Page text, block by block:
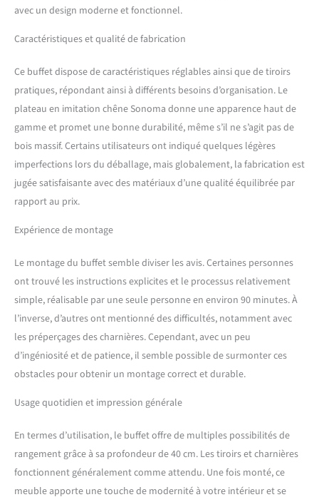
avec un design moderne et fonctionnel.
Caractéristiques et qualité de fabrication
Ce buffet dispose de caractéristiques réglables ainsi que de tiroirs
pratiques, répondant ainsi à différents besoins d’organisation. Le
plateau en imitation chêne Sonoma donne une apparence haut de
gamme et promet une bonne durabilité, même s’il ne s’agit pas de
bois massif. Certains utilisateurs ont indiqué quelques légères
imperfections lors du déballage, mais globalement, la fabrication est
jugée satisfaisante avec des matériaux d’une qualité équilibrée par
rapport au prix.
Expérience de montage
Le montage du buffet semble diviser les avis. Certaines personnes
ont trouvé les instructions explicites et le processus relativement
simple, réalisable par une seule personne en environ 90 minutes. À
l’inverse, d’autres ont mentionné des difficultés, notamment avec
les préperçages des charnières. Cependant, avec un peu
d’ingéniosité et de patience, il semble possible de surmonter ces
obstacles pour obtenir un montage correct et durable.
Usage quotidien et impression générale
En termes d’utilisation, le buffet offre de multiples possibilités de
rangement grâce à sa profondeur de 40 cm. Les tiroirs et charnières
fonctionnent généralement comme attendu. Une fois monté, ce
meuble apporte une touche de modernité à votre intérieur et se